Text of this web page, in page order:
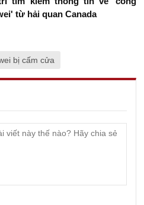
từ hải quan Canada
bị cấm cửa